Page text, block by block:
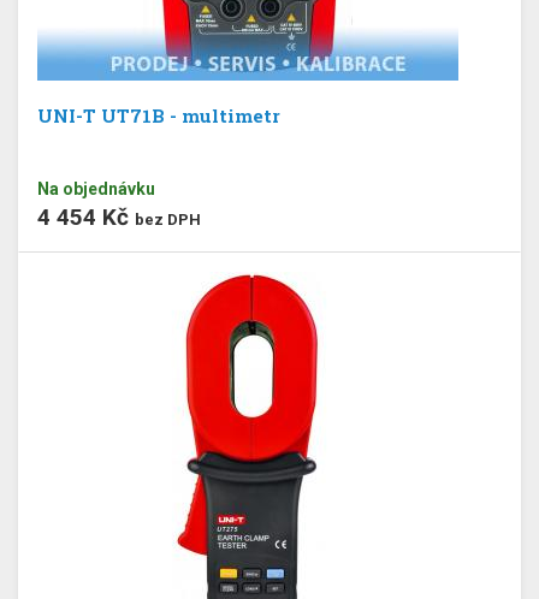
UNI-T UT71B - multimetr
Na objednávku
4 454 Kč bez DPH